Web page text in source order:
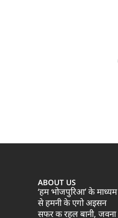
ABOUT US
‘हम भोजपुरिआ’ के माध्यम
से हमनी के एगो अइसन
सफर क रहल बानी, जवना